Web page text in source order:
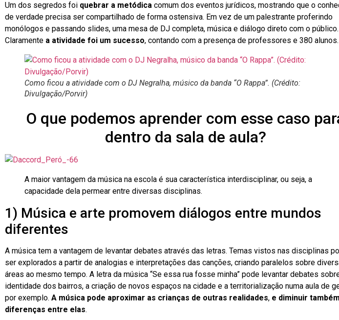
Um dos segredos foi quebrar a metódica comum dos eventos jurídicos, mostrando que o
de verdade precisa ser compartilhado de forma ostensiva. Em vez de um palestrante proferindo
monólogos e passando slides, uma mesa de DJ completa, música e diálogo direto com o público.
Claramente a atividade foi um sucesso, contando com a presença de professores e 380 alunos.
Como ficou a atividade com o DJ Negralha, músico da banda “O Rappa”. (Crédito:
Divulgação/Porvir)
O que podemos aprender com esse caso
dentro da sala de aula?
A maior vantagem da música na escola é sua característica interdisciplinar, ou seja, a
capacidade dela permear entre diversas disciplinas.
1) Música e arte promovem diálogos entre mundos
diferentes
A música tem a vantagem de levantar debates através das letras. Temas vistos nas disciplinas
ser explorados a partir de analogias e interpretações das canções, criando paralelos sobre
áreas ao mesmo tempo. A letra da música “Se essa rua fosse minha” pode levantar debates
identidade dos bairros, a criação de novos espaços na cidade e a territorialização numa aula de
por exemplo. A música pode aproximar as crianças de outras realidades, e diminuir
diferenças entre elas.